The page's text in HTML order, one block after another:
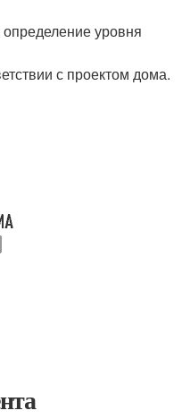
уровня
с проектом дома.